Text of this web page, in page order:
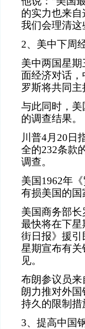
的实力也来
我们会理清这
2、美中下周
美中两国星
面经济对话
罗斯将共同主
与此同时，
的调查结果。
川普4月20日
全的232条款
调查。
美国1962年
有损美国的
美国商务部
最快将在下
街日报》援
星期宣布有
见。
布朗参议员
朗力推对外
持久的限制措
3、提高中国